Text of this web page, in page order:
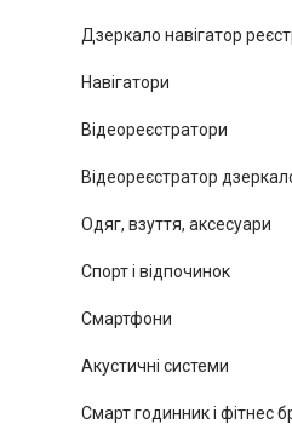
Дзеркало навігатор
Навігатори
Відеореєстратори
Відеореєстратор
Одяг, взуття, аксесуари
Спорт і відпочинок
Смартфони
Акустичні системи
Смарт годинник і фітнес